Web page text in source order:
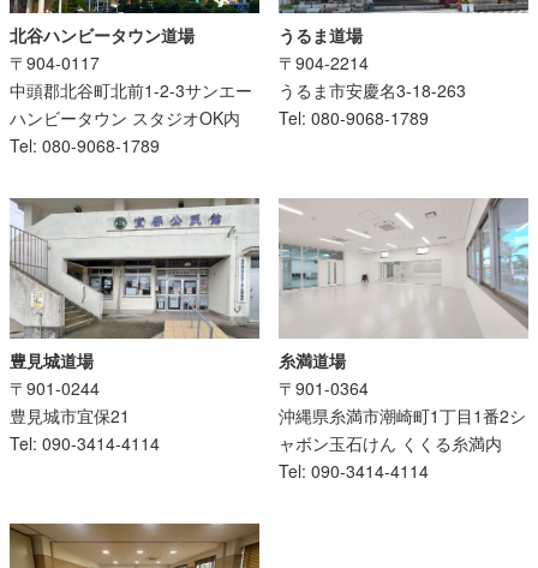
北谷ハンビータウン道場
〒904-0117
中頭郡北谷町北前1-2-3サンエー
ハンビータウン スタジオOK内
Tel: 080-9068-1789
うるま道場
〒904-2214
うるま市安慶名3-18-263
Tel: 080-9068-1789
豊見城道場
〒901-0244
豊見城市宜保21
Tel: 090-3414-4114
糸満道場
〒901-0364
沖縄県糸満市潮崎町1丁目1番2シ
ャボン玉石けん くくる糸満内
Tel: 090-3414-4114